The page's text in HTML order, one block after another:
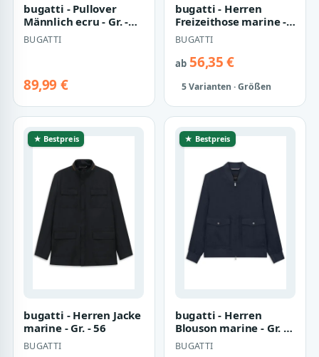
bugatti - Pullover
Männlich ecru - Gr. -
XL
BUGATTI
89,99 €
bugatti - Herren
Freizeithose marine -
Gr. - 32
BUGATTI
ab56,35 €
5 Varianten · Größen
★ Bestpreis
bugatti - Herren Jacke
marine - Gr. - 56
BUGATTI
★ Bestpreis
bugatti - Herren
Blouson marine - Gr. -
50
BUGATTI